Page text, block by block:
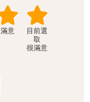
滿意
很滿意